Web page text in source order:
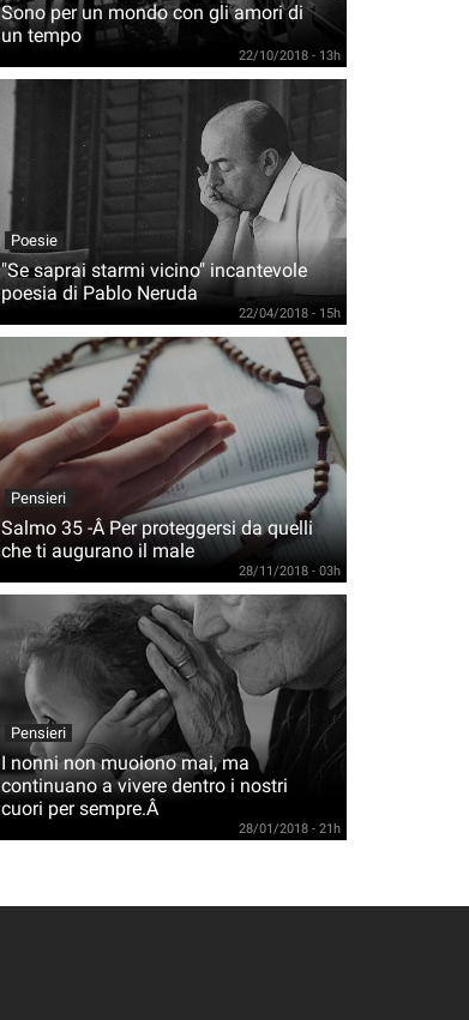
Sono per un mondo con gli amori di
un tempo
22/10/2018 - 13h
Poesie
"Se saprai starmi vicino" incantevole
poesia di Pablo Neruda
22/04/2018 - 15h
Pensieri
Salmo 35 -Â Per proteggersi da quelli
che ti augurano il male
28/11/2018 - 03h
Pensieri
I nonni non muoiono mai, ma
continuano a vivere dentro i nostri
cuori per sempre.Â
28/01/2018 - 21h